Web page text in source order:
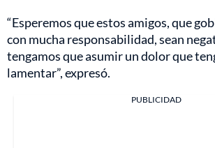
“Esperemos que estos amigos, que
con mucha responsabilidad, sean
tengamos que asumir un dolor que
lamentar”, expresó.
PUBLICIDAD